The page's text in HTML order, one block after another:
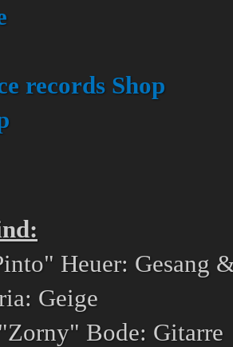
records Shop
Heuer: Gesang
Geige
Bode: Gitarre